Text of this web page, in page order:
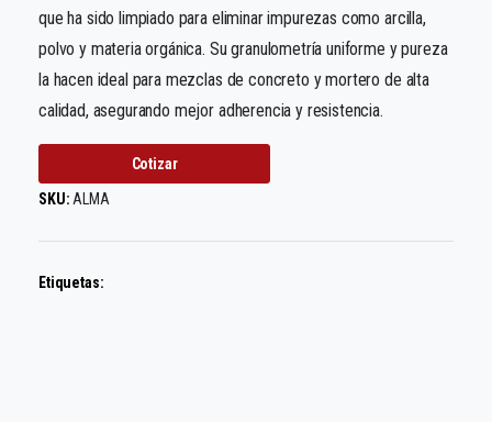
que ha sido limpiado para eliminar impurezas como arcilla,
polvo y materia orgánica. Su granulometría uniforme y pureza
la hacen ideal para mezclas de concreto y mortero de alta
calidad, asegurando mejor adherencia y resistencia.
Cotizar
SKU: ALMA
Etiquetas: